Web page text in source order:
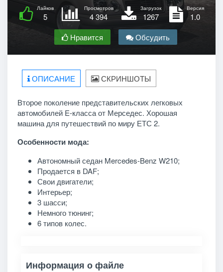
Лайков
5
Просмотров
4 394
Загрузок
1267
Версия
1.0
Нравится
Обсудить
ОПИСАНИЕ СКРИНШОТЫ
Второе поколение представительских легковых
автомобилей E-класса от Мерседес. Хорошая
машина для путешествий по миру ЕТС 2.
Особенности мода:
Автономный седан Mercedes-Benz W210;
Продается в DAF;
Свои двигатели;
Интерьер;
3 шасси;
Немного тюнинг;
6 типов колес.
Информация о файле